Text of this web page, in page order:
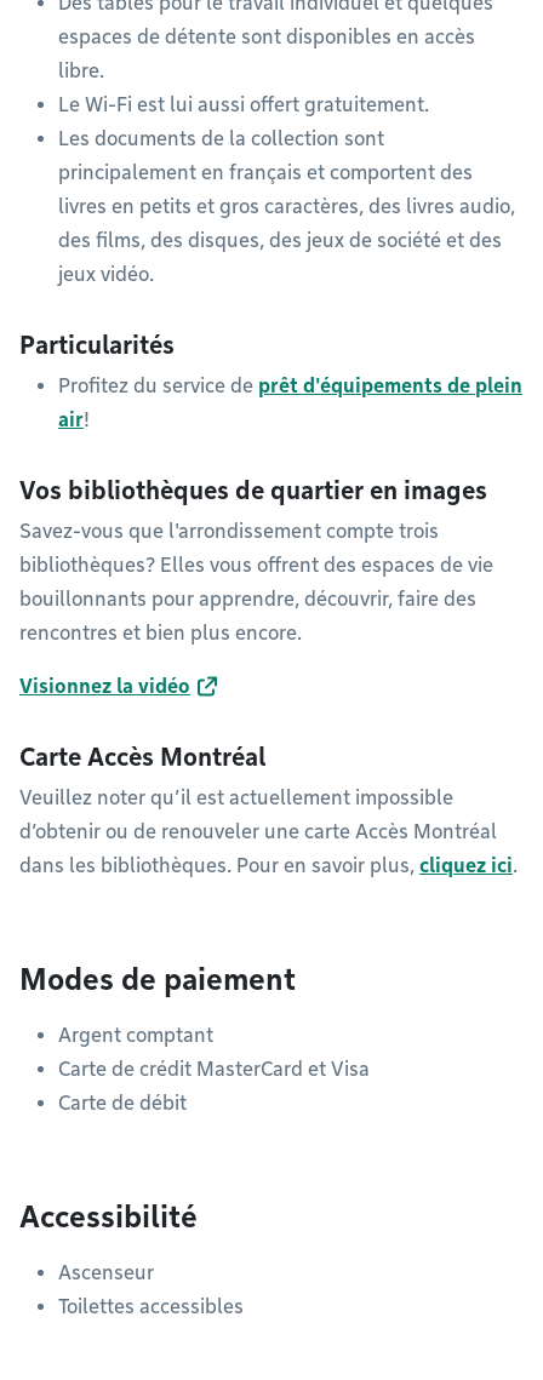
espaces de détente sont disponibles en accès
libre.
Le Wi-Fi est lui aussi offert gratuitement.
Les documents de la collection sont
principalement en français et comportent des
livres en petits et gros caractères, des livres audio,
des films, des disques, des jeux de société et des
jeux vidéo.
Particularités
Profitez du service de prêt d'équipements de plein
air!
Vos bibliothèques de quartier en images
Savez-vous que l'arrondissement compte trois
bibliothèques? Elles vous offrent des espaces de vie
bouillonnants pour apprendre, découvrir, faire des
rencontres et bien plus encore.
Visionnez la vidéo
Carte Accès Montréal
Veuillez noter qu’il est actuellement impossible
d’obtenir ou de renouveler une carte Accès Montréal
dans les bibliothèques. Pour en savoir plus, cliquez ici.
Modes de paiement
Argent comptant
Carte de crédit MasterCard et Visa
Carte de débit
Accessibilité
Ascenseur
Toilettes accessibles